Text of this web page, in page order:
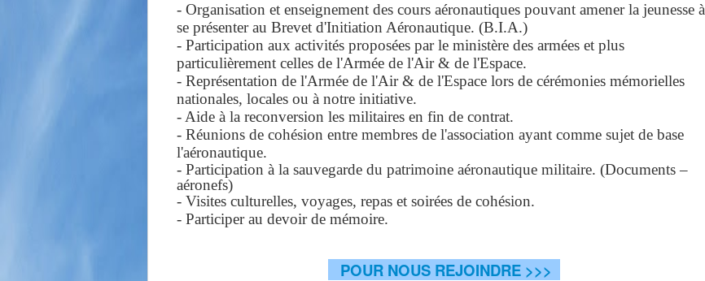
- Organisation et enseignement des cours aéronautiques pouvant amener la jeunesse à
se présenter au Brevet d'Initiation Aéronautique. (B.I.A.)
- Participation aux activités proposées par le ministère des armées et plus
particulièrement celles de l'Armée de l'Air & de l'Espace.
- Représentation de l'Armée de l'Air & de l'Espace lors de cérémonies mémorielles
nationales, locales ou à notre initiative.
- Aide à la reconversion les militaires en fin de contrat.
- Réunions de cohésion entre membres de l'association ayant comme sujet de base
l'aéronautique.
- Participation à la sauvegarde du patrimoine aéronautique militaire. (Documents –
aéronefs)
- Visites culturelles, voyages, repas et soirées de cohésion.
- Participer au devoir de mémoire.
POUR NOUS REJOINDRE >>>